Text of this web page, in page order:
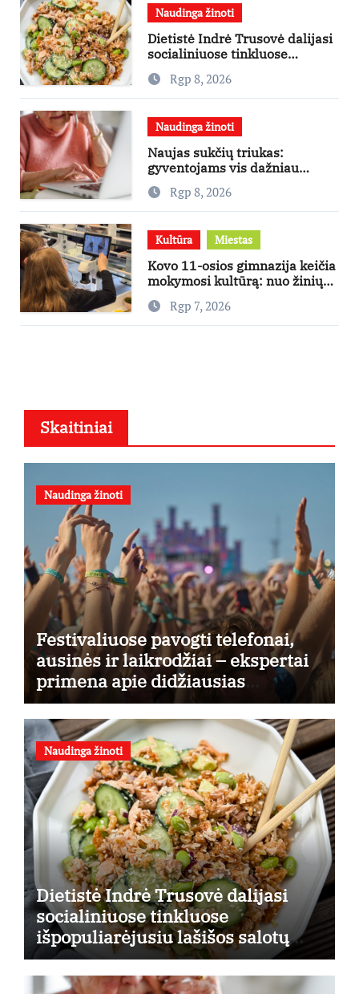
Naudinga žinoti
Dietistė Indrė Trusovė dalijasi
socialiniuose tinkluose
išpopuliarėjusiu lašišos salotų
receptuRgp 8, 2026
Naudinga žinoti
Naujas sukčių triukas:
gyventojams vis dažniau
skambina per „Viber“
Rgp 8, 2026
Kultūra Miestas
Kovo 11-osios gimnazija keičia
mokymosi kultūrą: nuo žinių
kaupimo – prie jų supratimo ir
taikymo
Rgp 7, 2026
Skaitiniai
Naudinga žinoti
Festivaliuose pavogti telefonai,
ausinės ir laikrodžiai – ekspertai
primena apie didžiausias
finansines rizikas
Naudinga žinoti
Dietistė Indrė Trusovė dalijasi
socialiniuose tinkluose
išpopuliarėjusiu lašišos salotų
receptu